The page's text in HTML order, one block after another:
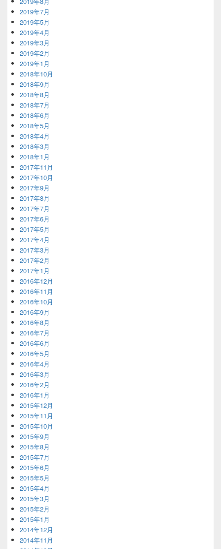
2019年7月
2019年5月
2019年4月
2019年3月
2019年2月
2019年1月
2018年10月
2018年9月
2018年8月
2018年7月
2018年6月
2018年5月
2018年4月
2018年3月
2018年1月
2017年11月
2017年10月
2017年9月
2017年8月
2017年7月
2017年6月
2017年5月
2017年4月
2017年3月
2017年2月
2017年1月
2016年12月
2016年11月
2016年10月
2016年9月
2016年8月
2016年7月
2016年6月
2016年5月
2016年4月
2016年3月
2016年2月
2016年1月
2015年12月
2015年11月
2015年10月
2015年9月
2015年8月
2015年7月
2015年6月
2015年5月
2015年4月
2015年3月
2015年2月
2015年1月
2014年12月
2014年11月